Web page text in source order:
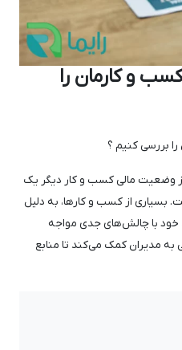
و کارمان را
بررسی کنیم ؟
از وضعیت مالی کسب‌ و کار دیگر یک
از کسب ‌و کارها، به دلیل
خود با چالش‌های جدی مواجه
مدیران کمک می‌کند تا منابع